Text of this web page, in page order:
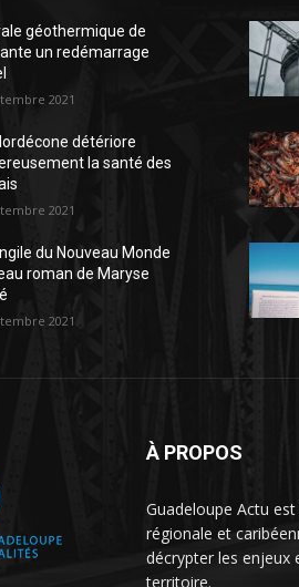
géothermique de
un redémarrage
2021
détériore
la santé des
2021
du Nouveau Monde
roman de Maryse
2021
À PROPOS
Guadeloupe Actu
régionale et
décrypter les enjeux
territoire.